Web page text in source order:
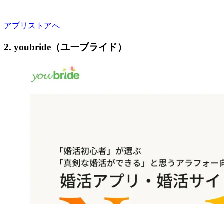
アプリストアへ
2. youbride（ユーブライド）